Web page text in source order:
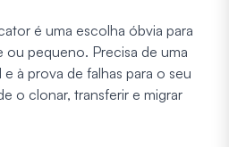
é uma escolha óbvia para
ou pequeno. Precisa de uma
à prova de falhas para o seu
o clonar, transferir e migrar